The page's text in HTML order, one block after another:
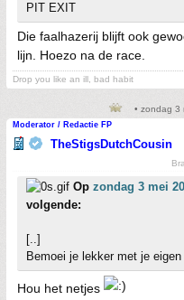
PIT EXIT
Die faalhazerij blijft ook
lijn. Hoezo na de race.
Drop you like an ill, bad habit
• zondag 3
Moderator / Redactie FP
TheStigsDutchCousin
Op zondag 3 mei
volgende:
[..]
Bemoei je lekker met je
Hou het netjes